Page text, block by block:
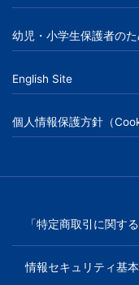
幼児・小学生保護者の
English Site
個人情報保護方針（
「特定商取引に関す
情報セキュリティ基